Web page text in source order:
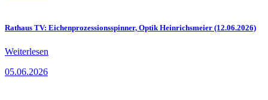
Rathaus TV: Eichenprozessionsspinner, Optik Heinrichsmeier (12.06.2026)
Weiterlesen
05.06.2026